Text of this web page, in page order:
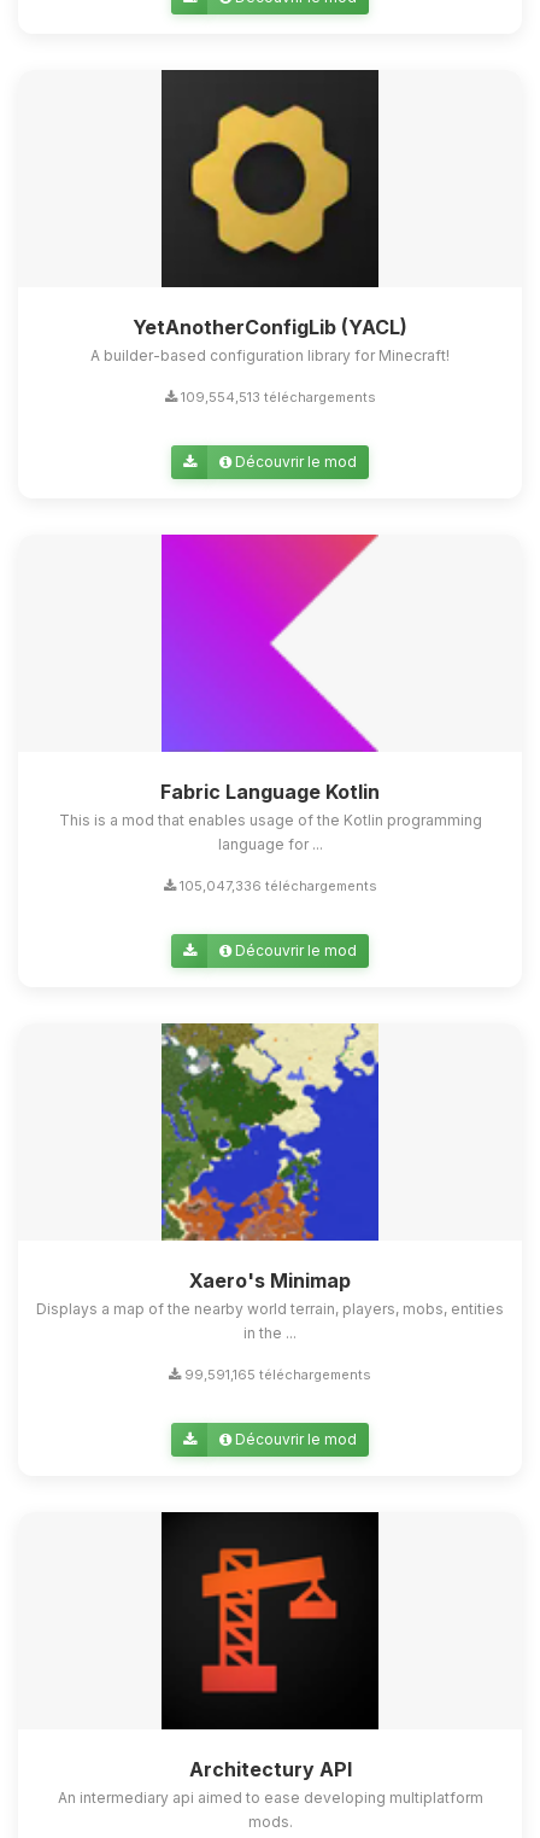
YetAnotherConfigLib (YACL)
A builder-based configuration library for Minecraft!
109,554,513 téléchargements
Découvrir le mod
Fabric Language Kotlin
This is a mod that enables usage of the Kotlin programming
language for ...
105,047,336 téléchargements
Découvrir le mod
Xaero's Minimap
Displays a map of the nearby world terrain, players, mobs, entities
in the ...
99,591,165 téléchargements
Découvrir le mod
Architectury API
An intermediary api aimed to ease developing multiplatform
mods.
Youpi, enfin quelqu’un pour me
parler ! Moi c’est Choupy, ton petit
assistant BoxToPlay. Dis-moi ce dont
tu as besoin et je vais remuer mes
petits circuits pour t’aider.
07/08/2026 à 07:10